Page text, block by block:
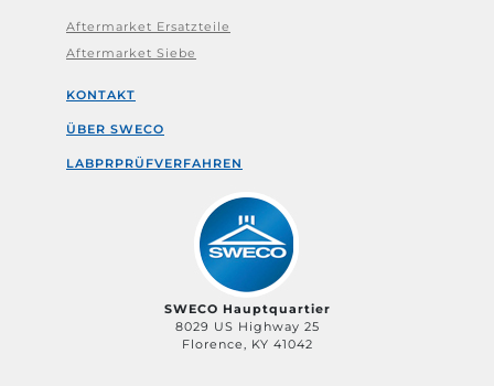
Aftermarket Ersatzteile
Aftermarket Siebe
KONTAKT
ÜBER SWECO
LABPRPRÜFVERFAHREN
SWECO Hauptquartier
8029 US Highway 25
Florence, KY 41042